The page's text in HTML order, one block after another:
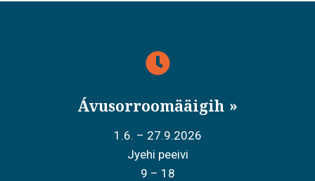
Ávusorroomääigih
1.6. – 27.9.2026
Jyehi peeivi
9 – 18